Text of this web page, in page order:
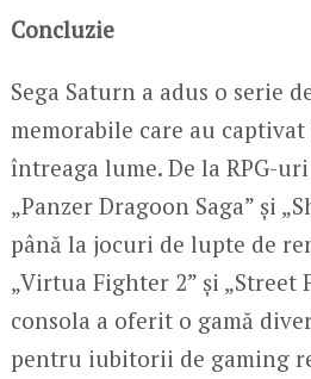
Concluzie
Sega Saturn a adus o serie
memorabile care au
întreaga lume. De la RPG-
„Panzer Dragoon Saga” și
până la jocuri de lupte de
„Virtua Fighter 2” și „Street
consola a oferit o gamă
pentru iubitorii de gaming